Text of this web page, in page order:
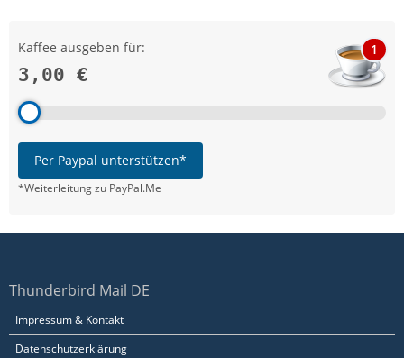
Kaffee ausgeben für:
3,00 €
1
Per Paypal unterstützen*
*Weiterleitung zu PayPal.Me
Thunderbird Mail DE
Impressum & Kontakt
Datenschutzerklärung